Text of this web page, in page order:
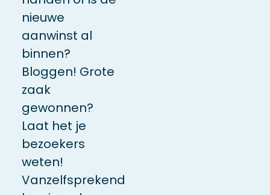
nieuwe
aanwinst al
binnen?
Bloggen! Grote
zaak
gewonnen?
Laat het je
bezoekers
weten!
Vanzelfsprekend